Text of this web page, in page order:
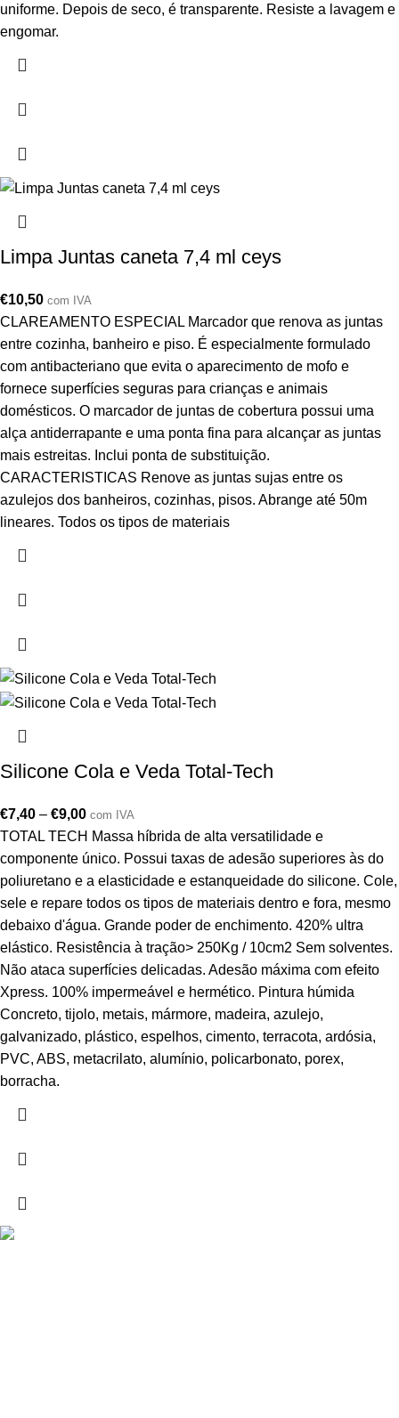
uniforme. Depois de seco, é transparente. Resiste a lavagem e
engomar.
Limpa Juntas caneta 7,4 ml ceys
€10,50 com IVA
CLAREAMENTO ESPECIAL Marcador que renova as juntas
entre cozinha, banheiro e piso. É especialmente formulado
com antibacteriano que evita o aparecimento de mofo e
fornece superfícies seguras para crianças e animais
domésticos. O marcador de juntas de cobertura possui uma
alça antiderrapante e uma ponta fina para alcançar as juntas
mais estreitas. Inclui ponta de substituição.
CARACTERISTICAS Renove as juntas sujas entre os
azulejos dos banheiros, cozinhas, pisos. Abrange até 50m
lineares. Todos os tipos de materiais
Silicone Cola e Veda Total-Tech
€7,40 – €9,00 com IVA
TOTAL TECH Massa híbrida de alta versatilidade e
componente único. Possui taxas de adesão superiores às do
poliuretano e a elasticidade e estanqueidade do silicone. Cole,
sele e repare todos os tipos de materiais dentro e fora, mesmo
debaixo d'água. Grande poder de enchimento. 420% ultra
elástico. Resistência à tração> 250Kg / 10cm2 Sem solventes.
Não ataca superfícies delicadas. Adesão máxima com efeito
Xpress. 100% impermeável e hermético. Pintura húmida
Concreto, tijolo, metais, mármore, madeira, azulejo,
galvanizado, plástico, espelhos, cimento, terracota, ardósia,
PVC, ABS, metacrilato, alumínio, policarbonato, porex,
borracha.